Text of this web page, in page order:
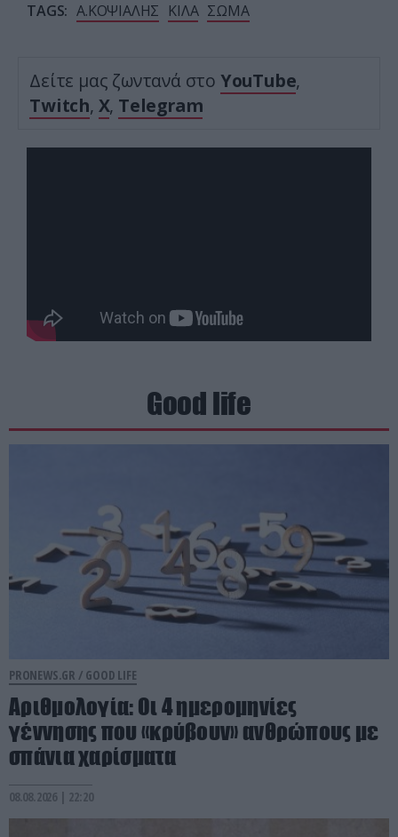
TAGS: Α.ΚΟΨΙΑΛΗΣ ΚΙΛΑ ΣΩΜΑ
Δείτε μας ζωντανά στο YouTube,
Twitch, X, Telegram
Good life
PRONEWS.GR / GOOD LIFE
Αριθμολογία: Οι 4 ημερομηνίες
γέννησης που «κρύβουν» ανθρώπους με
σπάνια χαρίσματα
08.08.2026 | 22:20